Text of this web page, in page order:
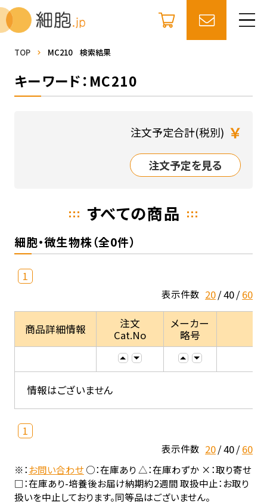
TOP MC210 検索結果
キーワード：MC210
注文予定合計(税別) ￥
注文予定を見る
すべての商品
細胞・微生物株（全0件）
1
表示件数 20 40 60
商品詳細情報
注文
Cat.No
メーカー
略号
情報はございません
1
表示件数 20 40 60
※：お問い合わせ○：在庫あり △：在庫わずか ×：取り寄せ
□：在庫あり-培養後お届け納期約2週間 取扱中止：お取り
扱いを中止しております。同等品はございません。